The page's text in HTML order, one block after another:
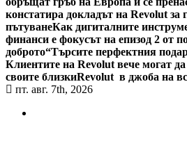
констатира докладът на Revolut за
пътуванеКак дигиталните
финанси е фокусът на епизод 2 от
доброто“Търсите перфектния
Клиентите на Revolut вече могат
своите близкиRevolut в джоба на
пт. авг. 7th, 2026